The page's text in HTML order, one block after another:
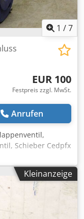
1 /7
EUR 100
Festpreis zzgl. MwSt.
Anrufen
Schieber Cedpfx
DN50 -Breite:
230/165/H300
Kleinanzeige